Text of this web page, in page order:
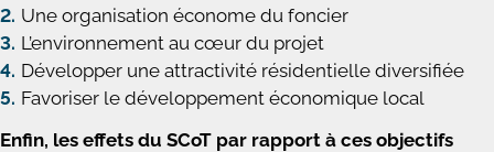
Une organisation économe du foncier
L’environnement au cœur du projet
Développer une attractivité résidentielle diversifiée
Favoriser le développement économique local
Enfin, les effets du SCoT par rapport à ces objectifs